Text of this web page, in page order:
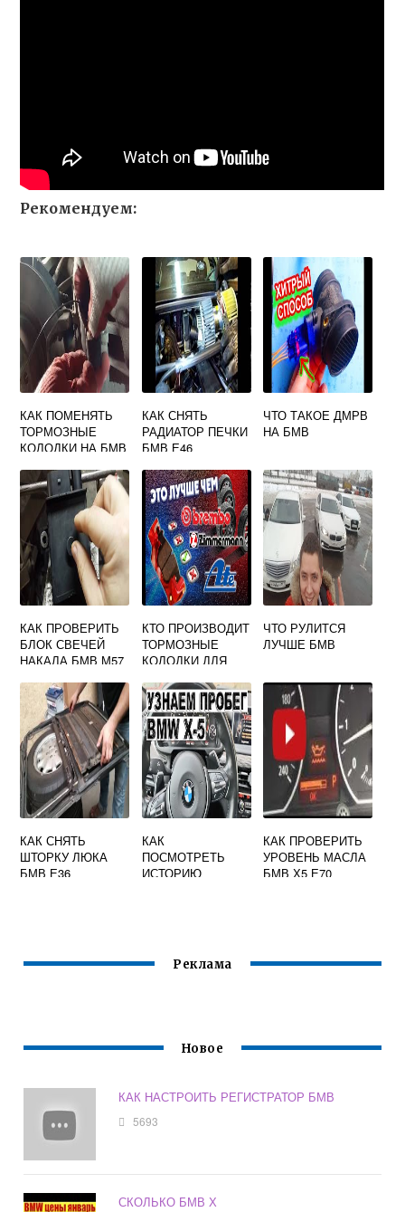
Рекомендуем:
КАК ПОМЕНЯТЬ
ТОРМОЗНЫЕ
КОЛОДКИ НА БМВ
КАК СНЯТЬ
РАДИАТОР ПЕЧКИ
БМВ Е46
ЧТО ТАКОЕ ДМРВ
НА БМВ
КАК ПРОВЕРИТЬ
БЛОК СВЕЧЕЙ
НАКАЛА БМВ М57
КТО ПРОИЗВОДИТ
ТОРМОЗНЫЕ
КОЛОДКИ ДЛЯ
ЧТО РУЛИТСЯ
ЛУЧШЕ БМВ
КАК СНЯТЬ
ШТОРКУ ЛЮКА
БМВ Е36
КАК
ПОСМОТРЕТЬ
ИСТОРИЮ
КАК ПРОВЕРИТЬ
УРОВЕНЬ МАСЛА
БМВ Х5 Е70
Реклама
Новое
КАК НАСТРОИТЬ РЕГИСТРАТОР БМВ
5693
СКОЛЬКО БМВ Х